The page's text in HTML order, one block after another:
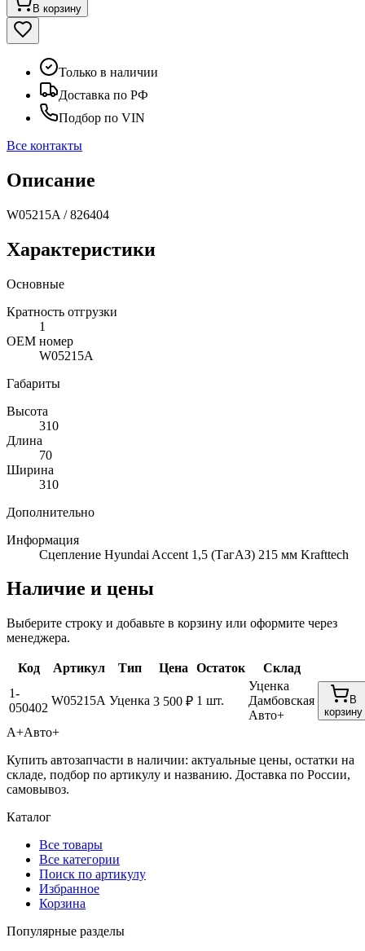
В корзину
Только в наличии
Доставка по РФ
Подбор по VIN
Все контакты
Описание
W05215A / 826404
Характеристики
Основные
Кратность отгрузки
1
ОЕМ номер
W05215A
Габариты
Высота
310
Длина
70
Ширина
310
Дополнительно
Информация
Сцепление Hyundai Accent 1,5 (ТагАЗ) 215 мм Krafttech
Наличие и цены
Выберите строку и добавьте в корзину или оформите через
менеджера.
Код Артикул Тип Цена Остаток
Склад
1-
050402
W05215A Уценка 3 500 ₽ 1 шт.
Уценка
Дамбовская
Авто+
В
корзину
А+Авто+
Купить автозапчасти в наличии: актуальные цены, остатки на
складе, подбор по артикулу и названию. Доставка по России,
самовывоз.
Каталог
Все товары
Все категории
Поиск по артикулу
Избранное
Корзина
Популярные разделы